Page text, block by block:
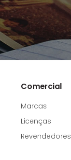
Comercial
Marcas
Licenças
Revendedores